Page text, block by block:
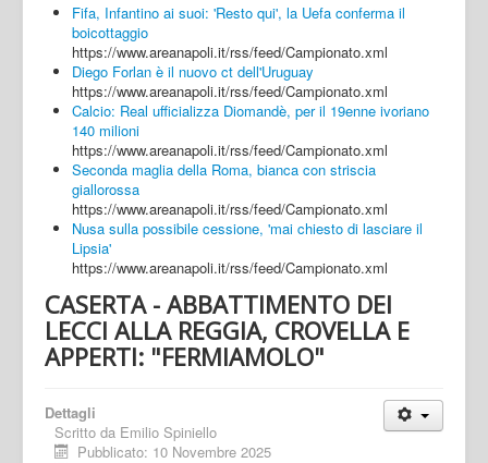
Fifa, Infantino ai suoi: 'Resto qui', la Uefa conferma il
boicottaggio
https://www.areanapoli.it/rss/feed/Campionato.xml
Diego Forlan è il nuovo ct dell'Uruguay
https://www.areanapoli.it/rss/feed/Campionato.xml
Calcio: Real ufficializza Diomandè, per il 19enne ivoriano
140 milioni
https://www.areanapoli.it/rss/feed/Campionato.xml
Seconda maglia della Roma, bianca con striscia
giallorossa
https://www.areanapoli.it/rss/feed/Campionato.xml
Nusa sulla possibile cessione, 'mai chiesto di lasciare il
Lipsia'
https://www.areanapoli.it/rss/feed/Campionato.xml
CASERTA - ABBATTIMENTO DEI
LECCI ALLA REGGIA, CROVELLA E
APPERTI: "FERMIAMOLO"
Dettagli
Scritto da Emilio Spiniello
Pubblicato: 10 Novembre 2025